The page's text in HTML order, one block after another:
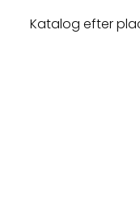
Katalog efter